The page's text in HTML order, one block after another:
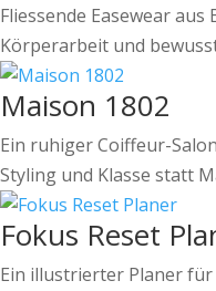
Fliessende Easewear
Körperarbeit und
Maison 1802
Ein ruhiger Coiffeur-
Styling und Klasse statt
Fokus Reset
Ein illustrierter Planer für